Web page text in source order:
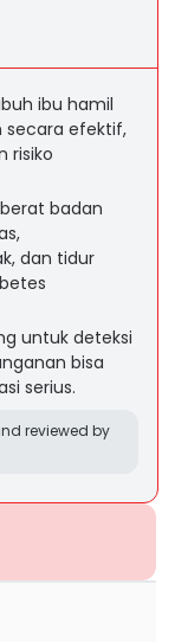
ibu hamil
secara efektif,
risiko
badan
dan tidur
untuk deteksi
bisa
serius.
reviewed by